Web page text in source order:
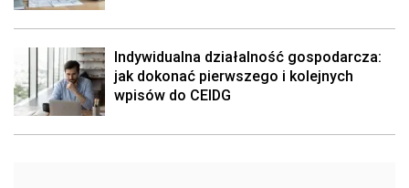
Indywidualna działalność gospodarcza:
jak dokonać pierwszego i kolejnych
wpisów do CEIDG